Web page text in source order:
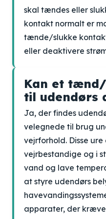
skal tændes eller
kontakt normalt er
tænde/slukke
eller deaktivere
Kan et
til udendørs
Ja, der findes
velegnede til brug
vejrforhold. Disse
vejrbestandige og i
vand og lave
at styre udendørs
apparater, der